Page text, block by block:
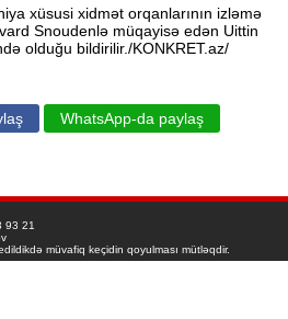
xüsusi xidmət orqanlarının izləmə
Snoudenlə müqayisə edən Uittin
olduğu bildirilir./KONKRET.az/
WhatsApp-da paylaş
93 21
müvafiq keçidin qoyulması mütləqdir.